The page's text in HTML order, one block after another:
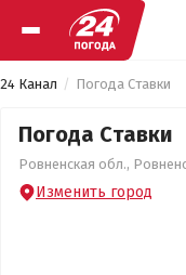
24 Канал Погода Ставки
Погода Ставки
Ровненская обл.,
Изменить город